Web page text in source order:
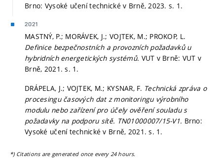
Brno: Vysoké učení technické v Brně, 2023.s. 1.
2021
MASTNÝ, P.; MORÁVEK, J.; VOJTEK, M.; PROKOP, L.
Definice bezpečnostních a provozních požadavků u
hybridních energetických systémů. VUT v Brně: VUT v
Brně, 2021.s. 1.
DRÁPELA, J.; VOJTEK, M.; KYSNAR, F. Technická zpráva o
procesingu časových dat z monitoringu výrobního
modulu nebo zařízení pro účely ověření souladu s
požadavky na podporu sítě. TN01000007/15-V1. Brno:
Vysoké učení technické v Brně, 2021.s. 1.
*) Citations are generated once every 24 hours.